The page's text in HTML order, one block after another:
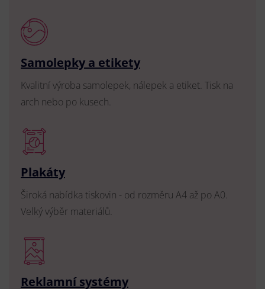
Samolepky a etikety
Kvalitní výroba samolepek, nálepek a etiket. Tisk na
arch nebo po kusech.
Plakáty
Široká nabídka tiskovin - od rozměru A4 až po A0.
Velký výběr materiálů.
Reklamní systémy